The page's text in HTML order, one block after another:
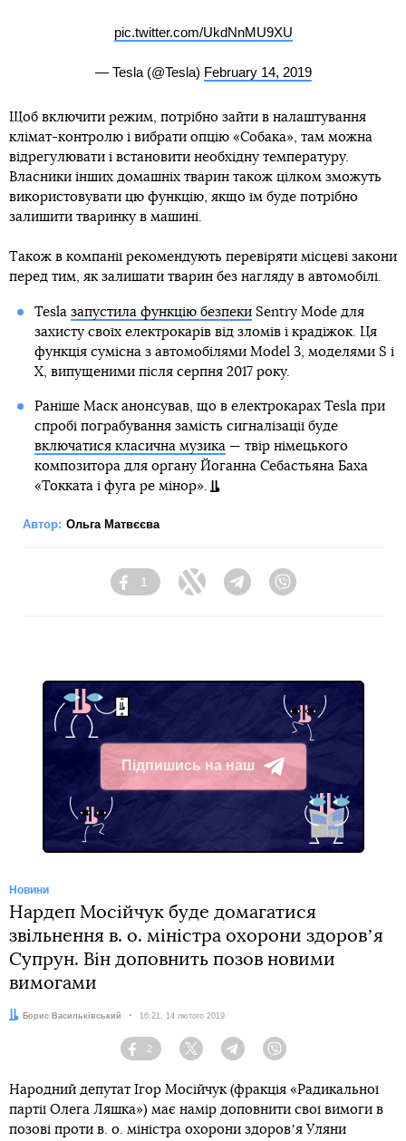
pic.twitter.com/UkdNnMU9XU
— Tesla (@Tesla) February 14, 2019
Щоб включити режим, потрібно зайти в налаштування
клімат-контролю і вибрати опцію «Собака», там можна
відрегулювати і встановити необхідну температуру.
Власники інших домашніх тварин також цілком зможуть
використовувати цю функцію, якщо їм буде потрібно
залишити тваринку в машині.
Також в компанії рекомендують перевіряти місцеві закони
перед тим, як залишати тварин без нагляду в автомобілі.
Tesla запустила функцію безпекиSentry Mode для
захисту своїх електрокарів від зломів і крадіжок. Ця
функція сумісна з автомобілями Model 3, моделями S і
X, випущеними після серпня 2017 року.
Раніше Маск анонсував, що в електрокарах Tesla при
спробі пограбування замість сигналізації буде
включатися класична музика — твір німецького
композитора для органу Йоганна Себастьяна Баха
«Токката і фуга ре мінор».
Автор: Ольга Матвєєва
Facebook
1
Twitter TelegramViber
Підпишись на наш
Telegram
Новини
Нардеп Мосійчук буде домагатися
звільнення в. о. міністра охорони здоровʼя
Супрун. Він доповнить позов новими
вимогами
Автор:Борис Васильківський Дата:
16:21, 14 лютого 2019
Facebook
2
Twitter TelegramViber
Народний депутат Ігор Мосійчук (фракція «Радикальної
партії Олега Ляшка») має намір доповнити свої вимоги в
позові проти в. о. міністра охорони здоровʼя Уляни